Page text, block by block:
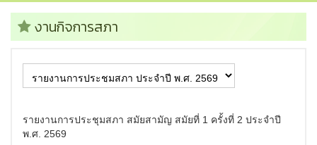
งานกิจการสภา
รายงานการประชุมสภา สมัยสามัญ สมัยที่ 1 ครั้งที่ 2 ประจำปี
พ.ศ. 2569